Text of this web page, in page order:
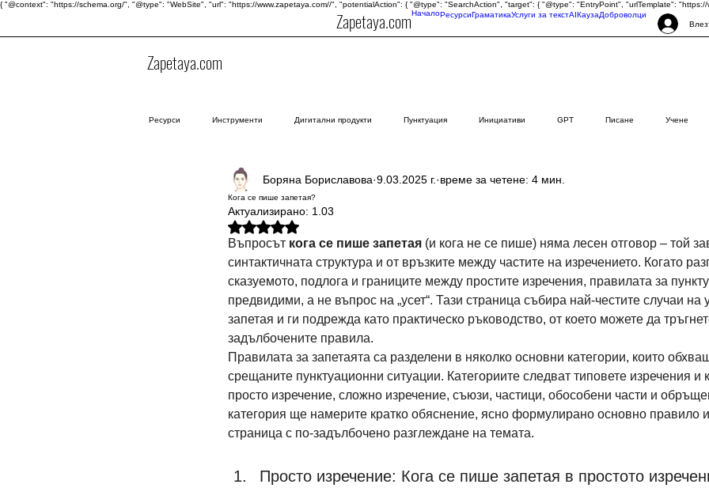
{ "@context": "https://schema.org/", "@type": "WebSite", "url": "https://www.zapetaya.com//", "potentialAction": { "@type": "SearchAction", "target": { "@type": "EntryPoint", "urlTemplate":
Zapetaya.comНачалоРесурсиГраматикаУслуги за текстAIКаузаДоброволци
Zapetaya.com
Ресурси Инструменти Дигитални продукти Пунктуация Инициативи GPT Писане Учене
Кога се пише запетая?
Боряна Бориславова 9.03.2025 г. време за четене: 4 мин.
Актуализирано: 1.03
Оценено с NaN от 5 звезди.
Въпросът кога се пише запетая (и кога не се пише) няма лесен отговор – той
синтактичната структура и от връзките между частите на изречението. Когато
сказуемото, подлога и границите между простите изречения, правилата за
предвидими, а не въпрос на „усет“. Тази страница събира най-честите случаи на
запетая и ги подрежда като практическо ръководство, от което можете да
задълбочените правила.
Правилата за запетаята са разделени в няколко основни категории, които
срещаните пунктуационни ситуации. Категориите следват типовете изречения и
просто изречение, сложно изречение, съюзи, частици, обособени части и
категория ще намерите кратко обяснение, ясно формулирано основно правило
страница с по-задълбочено разглеждане на темата.
Просто изречение: Кога се пише запетая в простото